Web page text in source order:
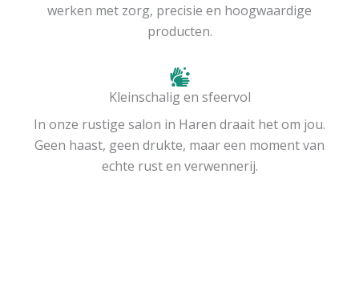
werken met zorg, precisie en hoogwaardige
producten.
Kleinschalig en sfeervol
In onze rustige salon in Haren draait het om jou.
Geen haast, geen drukte, maar een moment van
echte rust en verwennerij.